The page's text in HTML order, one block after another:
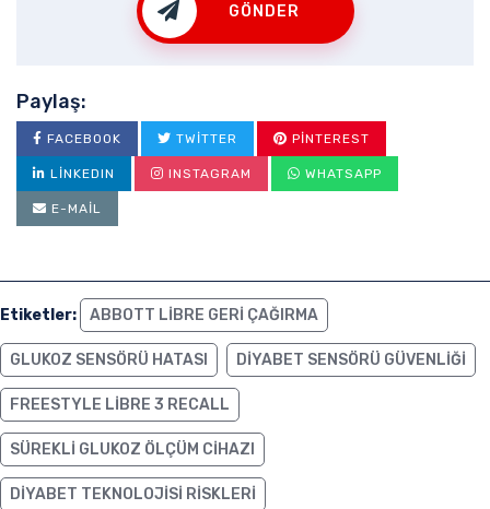
GÖNDER
Paylaş:
FACEBOOK TWITTER PINTEREST
LINKEDIN INSTAGRAM WHATSAPP
E-MAIL
Etiketler: ABBOTT LIBRE GERI ÇAĞIRMA
GLUKOZ SENSÖRÜ HATASI DIYABET SENSÖRÜ GÜVENLIĞI
FREESTYLE LIBRE 3 RECALL
SÜREKLI GLUKOZ ÖLÇÜM CIHAZI
DIYABET TEKNOLOJISI RISKLERI